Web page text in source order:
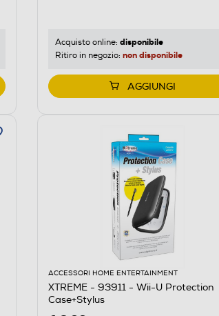
Acquisto online: disponibile
Ritiro in negozio: non disponibile
AGGIUNGI
ACCESSORI HOME ENTERTAINMENT
XTREME - 93911 - Wii-U Protection
Case+Stylus